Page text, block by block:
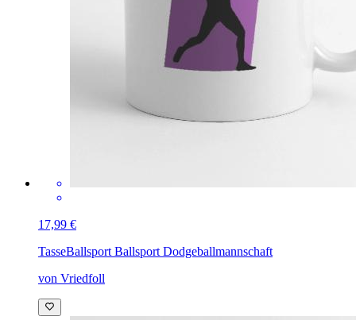
17,99 €
TasseBallsport Ballsport Dodgeballmannschaft
von Vriedfoll